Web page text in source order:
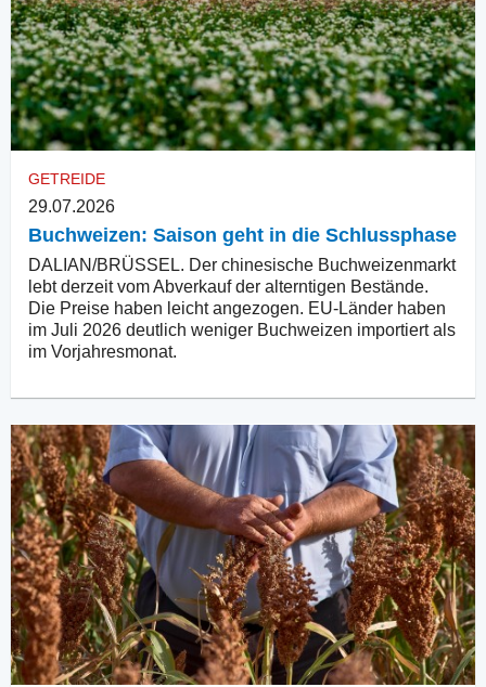
GETREIDE
29.07.2026
Buchweizen: Saison geht in die Schlussphase
DALIAN/BRÜSSEL. Der chinesische Buchweizenmarkt
lebt derzeit vom Abverkauf der alterntigen Bestände.
Die Preise haben leicht angezogen. EU-Länder haben
im Juli 2026 deutlich weniger Buchweizen importiert als
im Vorjahresmonat.